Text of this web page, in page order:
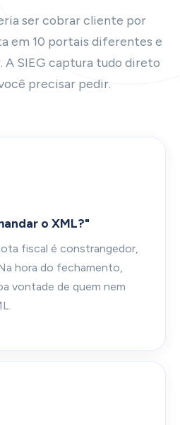
ser cobrar cliente por
em 10 portais diferentes e
A SIEG captura tudo direto
precisar pedir.
o XML?"
fiscal é constrangedor,
hora do fechamento,
vontade de quem nem